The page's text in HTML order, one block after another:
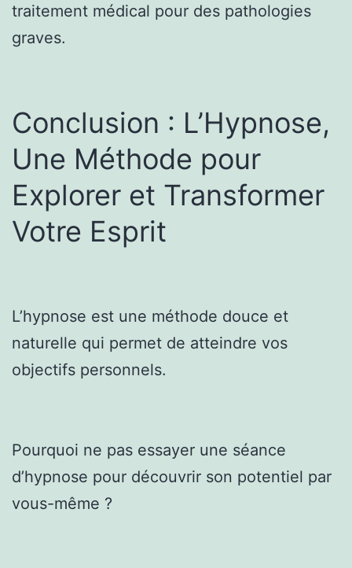
traitement médical pour des pathologies
graves.
Conclusion : L’Hypnose,
Une Méthode pour
Explorer et Transformer
Votre Esprit
L’hypnose est une méthode douce et
naturelle qui permet de atteindre vos
objectifs personnels.
Pourquoi ne pas essayer une séance
d’hypnose pour découvrir son potentiel par
vous-même ?